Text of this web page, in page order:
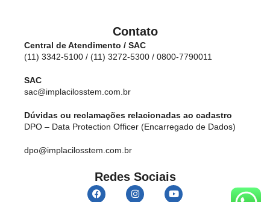
Contato
Central de Atendimento / SAC
(11) 3342-5100 / (11) 3272-5300 / 0800-7790011
SAC
sac@implacilosstem.com.br
Dúvidas ou reclamações relacionadas ao cadastro
DPO – Data Protection Officer (Encarregado de Dados)
dpo@implacilosstem.com.br
Redes Sociais